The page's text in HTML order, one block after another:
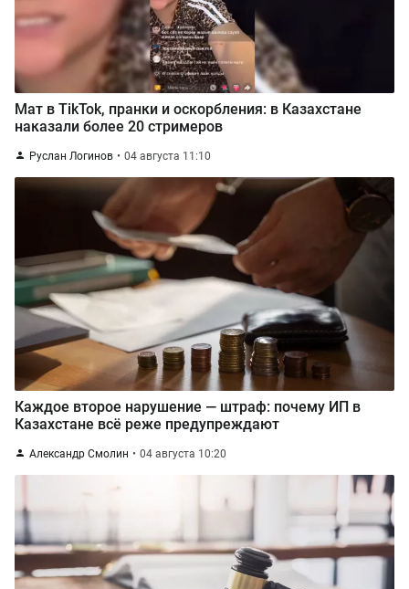
Мат в TikTok, пранки и оскорбления: в Казахстане
наказали более 20 стримеров
Руслан Логинов 04 августа 11:10
Каждое второе нарушение — штраф: почему ИП в
Казахстане всё реже предупреждают
Александр Смолин 04 августа 10:20